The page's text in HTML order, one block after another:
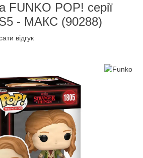
FUNKO POP! серії
- МАКС (90288)
відгук